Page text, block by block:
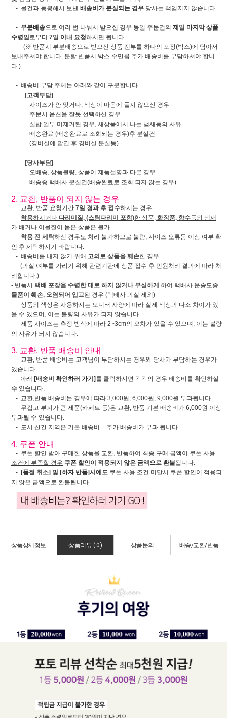
- 물건과 동봉해서 보낸 배송비가 분실되는 경우 당사는 책임지지 않습니다.
- 부분배송으로 여러 번 나눠서 받으신 경우 동일 주문건의 제일 마지막 상품
수령일로부터 7일 이내 요청하시면 됩니다.
(※ 반품시 부분배송으로 받으신 상품 전부를 하나의 포장(박스)에 담아서
보내주셔야 합니다. 분할 반품시 박스 수만큼 추가 배송비를 부담하셔야 합니
다.)
- 배송비 부담 주체는 아래와 같이 구분합니다.
[고객부담]
사이즈가 안 맞거나, 색상이 마음에 들지 않으신 경우
주문시 옵션을 잘못 선택하신 경우
실밥 일부 미제거된 경우, 새상품에서 나는 냄새등의 사유
배송완료 (배송완료로 조회되는 경우)후 분실건
(경비실에 맡긴 후 경비실 분실등)
[당사부담]
오배송, 상품불량, 상품이 제품설명과 다른 경우
배송중 택배사 분실건(배송완료로 조회 되지 않는 경우)
2. 교환, 반품이 되지 않는 경우
- 교환, 반품 요청기간 7일 경과 후 접수하시는 경우
- 착용하시거나 다리미질, (스팀다리미 포함)한 상품, 화장품, 향수등의 냄새
가 배거나 이물질이 뭍은 상품은 불가
- 착용 전 세탁하신 경우도 처리 불가하므로 불량, 사이즈 오류등 이상 여부 확
인 후 세탁하시기 바랍니다.
- 배송비를 내지 않기 위해 고의로 상품을 훼손한 경우
(과실 여부를 가리기 위해 관련기관에 상품 접수 후 민원처리 결과에 따라 처
리합니다.)
- 반품시 택배 포장을 수령한 대로 하지 않거나 부실하게 하여 택배사 운송도중
물품이 훼손, 오염되어 입고된 경우 (택배사 과실 제외)
- 상품의 색상은 사용하시는 모니터 사양에 따라 실제 색상과 다소 차이가 있
을 수 있으며, 이는 불량의 사유가 되지 않습니다.
- 제품 사이즈는 측정 방식에 따라 2~3cm의 오차가 있을 수 있으며, 이는 불량
의 사유가 되지 않습니다.
3. 교환, 반품 배송비 안내
- 교환, 반품 배송비는 고객님이 부담하시는 경우와 당사가 부담하는 경우가
있습니다.
아래 [배송비 확인하러 가기] 를 클릭하시면 각각의 경우 배송비를 확인하실
수 있습니다.
- 교환,반품 배송비는 경우에 따라 3,000원, 6,000원, 9,000원 부과됩니다.
- 무겁고 부피가 큰 제품(카페트 등)은 교환, 반품 기본 배송비가 6,000원 이상
부과될 수 있습니다.
- 도서 산간 지역은 기본 배송비 + 추가 배송비가 부과 됩니다.
4. 쿠폰 안내
- 쿠폰 할인 받아 구매한 상품을 교환, 반품하여 최종 구매 금액이 쿠폰 사용
조건에 부족할 경우 쿠폰 할인이 적용되지 않은 금액으로 환불됩니다.
- [품절 취소] 및 [하자 반품]시에도 쿠폰 사용 조건 미달시 쿠폰 할인이 적용되
지 않은 금액으로 환불됩니다.
상품상세정보 상품리뷰 ( 0) 상품문의 배송/교환/반품